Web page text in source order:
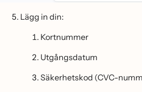
Lägg in din:
Kortnummer
Utgångsdatum
Säkerhetskod (CVC-